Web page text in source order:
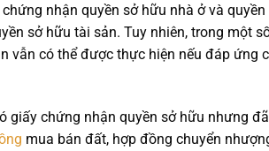
nhận quyền sở hữu nhà ở và
sở hữu tài sản. Tuy nhiên, trong một
vẫn có thể được thực hiện nếu đáp ứng
giấy chứng nhận quyền sở hữu nhưng
mua bán đất, hợp đồng chuyển